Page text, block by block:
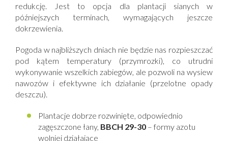
redukcję. Jest to opcja dla plantacji sianych w
późniejszych terminach, wymagających jeszcze
dokrzewienia.
Pogoda w najbliższych dniach nie będzie nas rozpieszczać
pod kątem temperatury (przymrozki), co utrudni
wykonywanie wszelkich zabiegów, ale pozwoli na wysiew
nawozów i efektywne ich działanie (przelotne opady
deszczu).
Plantacje dobrze rozwinięte, odpowiednio
zagęszczone łany, BBCH 29-30 – formy azotu
wolniej działające